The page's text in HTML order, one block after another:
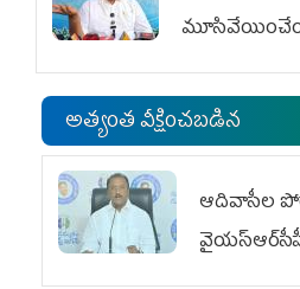
అత్యంత వీక్షించబడిన
ఆదివాసీల